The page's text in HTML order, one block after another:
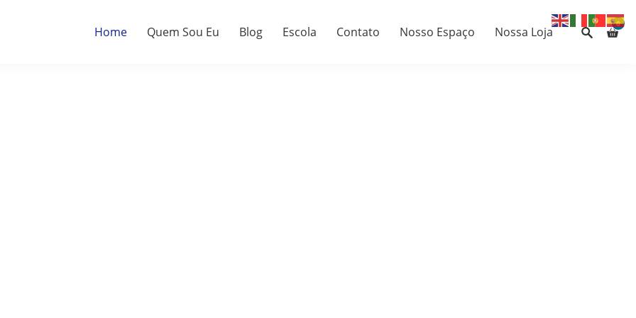
Home Quem Sou Eu Blog Escola Contato Nosso Espaço Nossa Loja
0